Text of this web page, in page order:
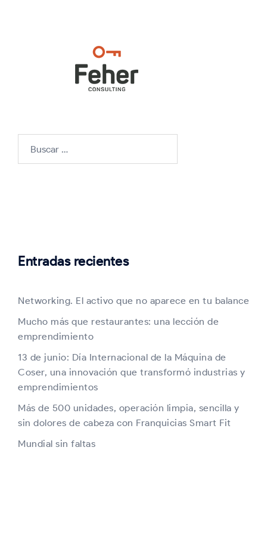
Entradas recientes
Networking. El activo que no aparece en tu balance
Mucho más que restaurantes: una lección de
emprendimiento
13 de junio: Día Internacional de la Máquina de
Coser, una innovación que transformó industrias y
emprendimientos
Más de 500 unidades, operación limpia, sencilla y
sin dolores de cabeza con Franquicias Smart Fit
Mundial sin faltas